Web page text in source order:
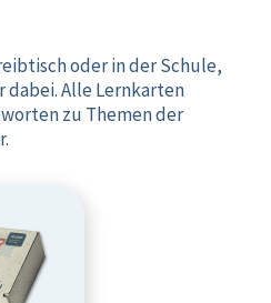
oder in der Schule,
dabei. Alle Lernkarten
zu Themen der